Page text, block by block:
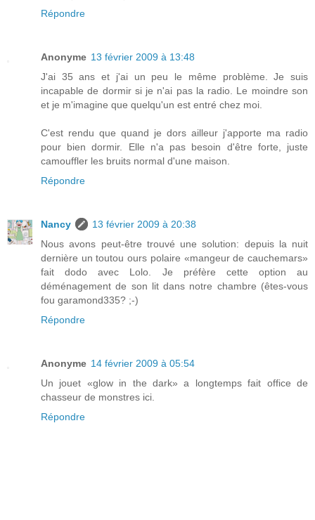
Répondre
Anonyme 13 février 2009 à 13:48
J'ai 35 ans et j'ai un peu le même problème. Je suis
incapable de dormir si je n'ai pas la radio. Le moindre son
et je m'imagine que quelqu'un est entré chez moi.
C'est rendu que quand je dors ailleur j'apporte ma radio
pour bien dormir. Elle n'a pas besoin d'être forte, juste
camouffler les bruits normal d'une maison.
Répondre
Nancy
13 février 2009 à 20:38
Nous avons peut-être trouvé une solution: depuis la nuit
dernière un toutou ours polaire «mangeur de cauchemars»
fait dodo avec Lolo. Je préfère cette option au
déménagement de son lit dans notre chambre (êtes-vous
fou garamond335? ;-)
Répondre
Anonyme 14 février 2009 à 05:54
Un jouet «glow in the dark» a longtemps fait office de
chasseur de monstres ici.
Répondre